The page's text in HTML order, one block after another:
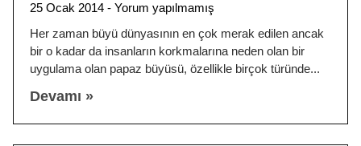
25 Ocak 2014
Yorum yapılmamış
Her zaman büyü dünyasının en çok merak edilen ancak
bir o kadar da insanların korkmalarına neden olan bir
uygulama olan papaz büyüsü, özellikle birçok türünde
Devamı »